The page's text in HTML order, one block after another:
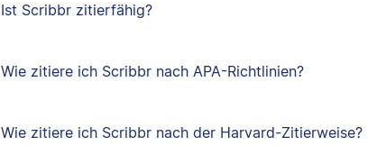
Ist Scribbr zitierfähig?
Wie zitiere ich Scribbr nach APA-Richtlinien?
Wie zitiere ich Scribbr nach der Harvard-Zitierweise?